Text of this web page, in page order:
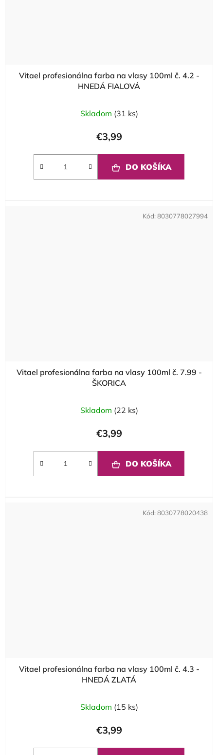
Vitael profesionálna farba na vlasy 100ml č. 4.2 -
HNEDÁ FIALOVÁ
Skladom (31 ks)
€3,99
DO KOŠÍKA
Vitael profesionálna farba na vlasy 100ml č. 7.99 -
ŠKORICA
Skladom (22 ks)
€3,99
DO KOŠÍKA
Kód: 8030778027994
Vitael profesionálna farba na vlasy 100ml č. 4.3 -
HNEDÁ ZLATÁ
Skladom (15 ks)
€3,99
Kód: 8030778020438